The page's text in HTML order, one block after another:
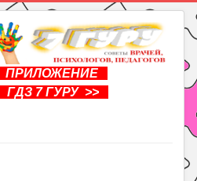
ПРИЛОЖЕНИЕ
ГДЗ 7 ГУРУ >>